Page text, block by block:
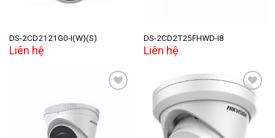
DS-2CD2121G0-I(W)(S)
Liên hệ
DS-2CD2T25FHWD-I8
Liên hệ
Add to